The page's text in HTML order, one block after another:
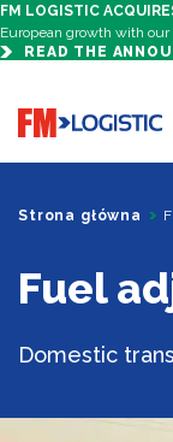
FM LOGISTIC
European growth with
READ THE
Go to home page
Strona główna
Fuel
Domestic